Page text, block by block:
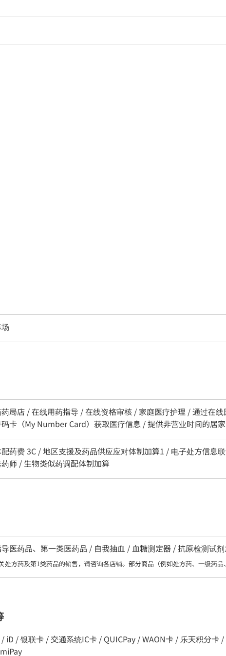
局店 / 在线用药指导 / 在线资格审核 / 家庭医疗护理 / 通过在
码卡（My Number Card）获取医疗信息 / 提供非营业时间的居家
药费 3C / 地区支援及药品供应应对体制加算1 / 电子处方信息
师 / 生物类似药调配体制加算
医药品、第一类医药品 / 自我抽血 / 血糖测定器 / 抗原检测试
处方药及第1类药品的销售，请咨询各店铺。部分商品（例如处方药、一级药品
iD / 银联卡 / 交通系统IC卡 / QUICPay / WAON卡 / 乐天积分